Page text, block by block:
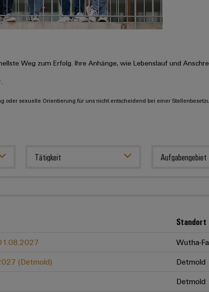
Weg zum Erfolg. Ihre Anhänge, wie Lebenslauf und
oder sexuelle Orientierung für uns nicht entscheidend bei einer
Tätigkeit Aufgabengebiet
Standort
Wutha-
(Detmold)
Detmold
Detmold